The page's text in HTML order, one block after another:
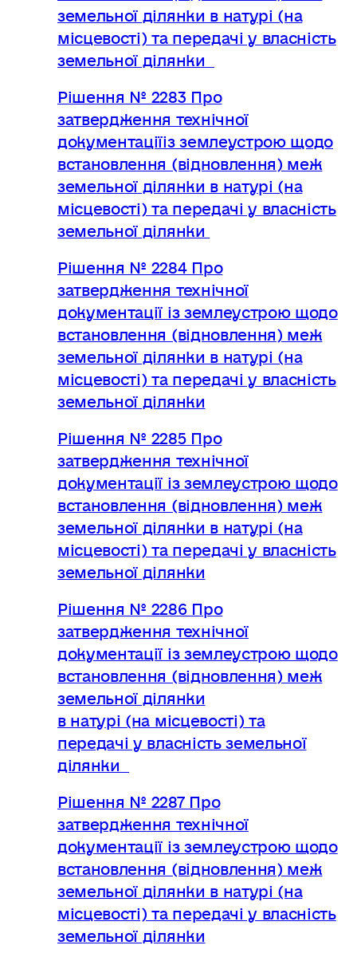
земельної ділянки в натурі (на
місцевості) та передачі у власність
земельної ділянки
Рішення № 2283 Про
затвердження технічної
документаціїіз землеустрою щодо
встановлення (відновлення) меж
земельної ділянки в натурі (на
місцевості) та передачі у власність
земельної ділянки
Рішення № 2284 Про
затвердження технічної
документації із землеустрою щодо
встановлення (відновлення) меж
земельної ділянки в натурі (на
місцевості) та передачі у власність
земельної ділянки
Рішення № 2285 Про
затвердження технічної
документації із землеустрою щодо
встановлення (відновлення) меж
земельної ділянки в натурі (на
місцевості) та передачі у власність
земельної ділянки
Рішення № 2286 Про
затвердження технічної
документації із землеустрою щодо
встановлення (відновлення) меж
земельної ділянки
в натурі (на місцевості) та
передачі у власність земельної
ділянки
Рішення № 2287 Про
затвердження технічної
документації із землеустрою щодо
встановлення (відновлення) меж
земельної ділянки в натурі (на
місцевості) та передачі у власність
земельної ділянки